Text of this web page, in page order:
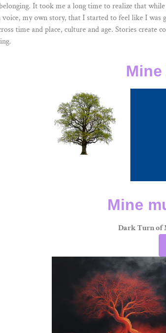
It took me a long time to realize that
my own story, that I started to feel like I was
time and place, culture and age. Stories
Mine
Dark Turn of